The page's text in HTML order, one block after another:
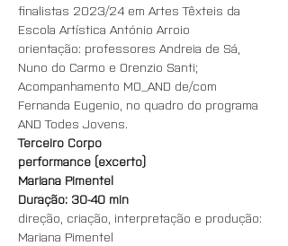
finalistas 2023/24 em Artes Têxteis da
Escola Artística António Arroio
orientação: professores Andreia de Sá,
Nuno do Carmo e Orenzio Santi;
Acompanhamento MO_AND de/com
Fernanda Eugenio, no quadro do programa
AND Todes Jovens.
Terceiro Corpo
performance (excerto)
Mariana Pimentel
Duração: 30-40 min
direção, criação, interpretação e produção:
Mariana Pimentel